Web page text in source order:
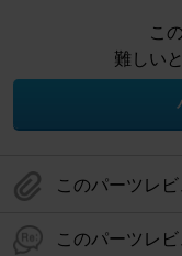
こ
難しい
このパーツレ
このパーツレ